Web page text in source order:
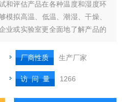
和评估产品在各种温度和湿度环
模拟高温、低温、潮湿、干燥、
业或实验室更全面地了解产品的
厂商性质 生产厂家
访 问 量 1266